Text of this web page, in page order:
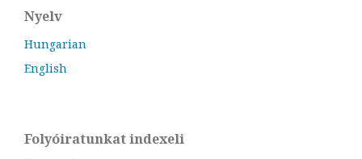
Nyelv
Hungarian
English
Folyóiratunkat indexeli